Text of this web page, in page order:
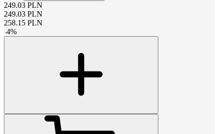
249.03 PLN
249.03 PLN
258.15 PLN
-4%